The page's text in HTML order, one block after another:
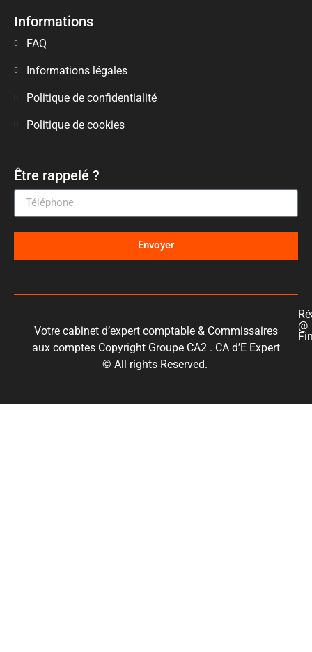
Informations
FAQ
Informations légales
Politique de confidentialité
Politique de cookies
Être rappelé ?
Envoyer
Votre cabinet d’expert comptable & Commissaires
aux comptes Copyright Groupe CA2 . CA d’E Expert
© All rights Reserved.
@